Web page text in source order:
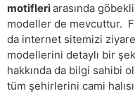
motifleriarasında göbekli
modeller de mevcuttur.
da internet sitemizi
modellerini detaylı bir
hakkında da bilgi sahibi
tüm şehirlerini cami